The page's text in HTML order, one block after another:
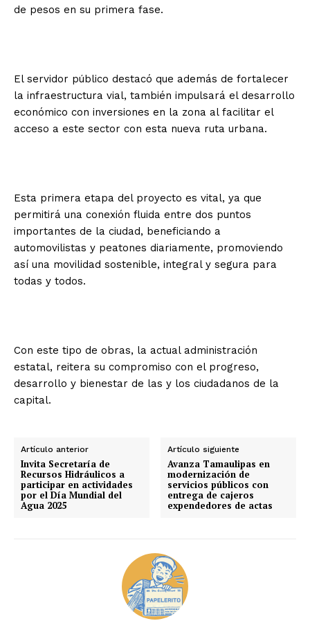
de pesos en su primera fase.
El servidor público destacó que además de fortalecer
la infraestructura vial, también impulsará el desarrollo
económico con inversiones en la zona al facilitar el
acceso a este sector con esta nueva ruta urbana.
Esta primera etapa del proyecto es vital, ya que
permitirá una conexión fluida entre dos puntos
importantes de la ciudad, beneficiando a
automovilistas y peatones diariamente, promoviendo
así una movilidad sostenible, integral y segura para
todas y todos.
Con este tipo de obras, la actual administración
estatal, reitera su compromiso con el progreso,
desarrollo y bienestar de las y los ciudadanos de la
capital.
Artículo anterior
Invita Secretaría de
Recursos Hidráulicos a
participar en actividades
por el Día Mundial del
Agua 2025
Artículo siguiente
Avanza Tamaulipas en
modernización de
servicios públicos con
entrega de cajeros
expendedores de actas